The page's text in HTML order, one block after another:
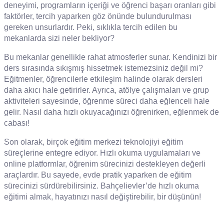
deneyimi, programların içeriği ve öğrenci başarı oranları gibi
faktörler, tercih yaparken göz önünde bulundurulması
gereken unsurlardır. Peki, sıklıkla tercih edilen bu
mekanlarda sizi neler bekliyor?
Bu mekanlar genellikle rahat atmosferler sunar. Kendinizi bir
ders sırasında sıkışmış hissetmek istemezsiniz değil mi?
Eğitmenler, öğrencilerle etkileşim halinde olarak dersleri
daha akıcı hale getirirler. Ayrıca, atölye çalışmaları ve grup
aktiviteleri sayesinde, öğrenme süreci daha eğlenceli hale
gelir. Nasıl daha hızlı okuyacağınızı öğrenirken, eğlenmek de
cabası!
Son olarak, birçok eğitim merkezi teknolojiyi eğitim
süreçlerine entegre ediyor. Hızlı okuma uygulamaları ve
online platformlar, öğrenim sürecinizi destekleyen değerli
araçlardır. Bu sayede, evde pratik yaparken de eğitim
sürecinizi sürdürebilirsiniz. Bahçelievler’de hızlı okuma
eğitimi almak, hayatınızı nasıl değiştirebilir, bir düşünün!